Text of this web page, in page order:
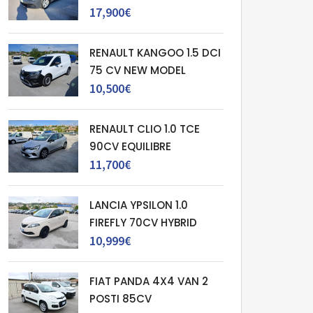
17,900€
RENAULT KANGOO 1.5 DCI
75 CV NEW MODEL
10,500€
RENAULT CLIO 1.0 TCE
90CV EQUILIBRE
11,700€
LANCIA YPSILON 1.0
FIREFLY 70CV HYBRID
10,999€
FIAT PANDA 4X4 VAN 2
POSTI 85CV